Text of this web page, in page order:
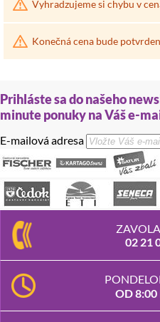
Vyhradzujeme si chybu v
Konečná cena bude
Prihláste sa do našeho
minute ponuky na Váš e-
E-mailová adresa
02 21
OD 8:00